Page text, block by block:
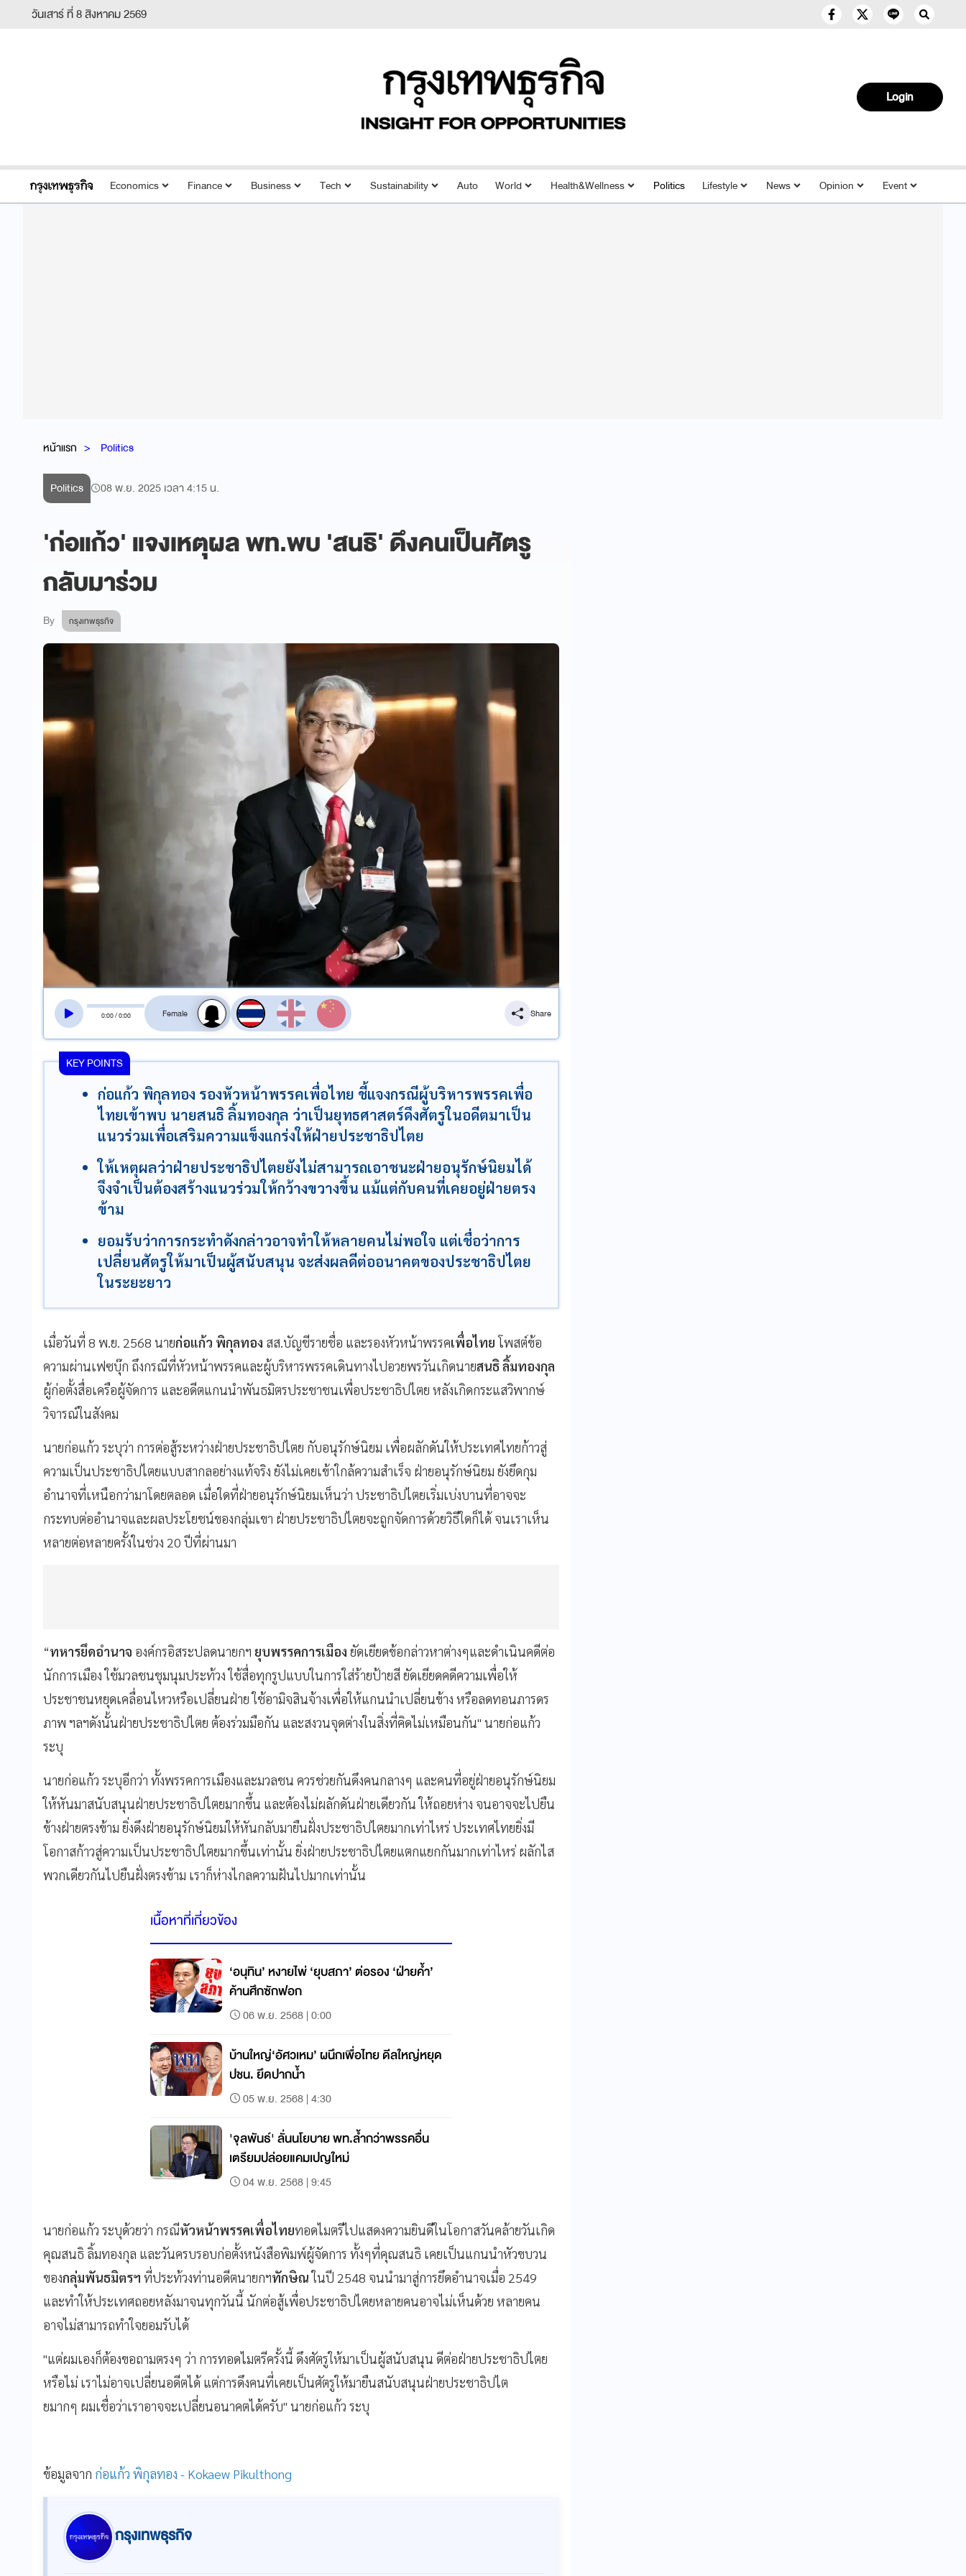
วันเสาร์ ที่ 8 สิงหาคม 2569
Login
Economics Finance Business Tech Sustainability Auto World Health&Wellness Politics Lifestyle News Opinion Event
หน้าแรก Politics
Politics 08 พ.ย. 2025 เวลา 4:15 น.
'ก่อแก้ว' แจงเหตุผล พท.พบ 'สนธิ' ดึงคนเป็นศัตรู
กลับมาร่วม
By กรุงเทพธุรกิจ
0:00/0:00
สลับเสียงอ่าน
Share
KEY POINTS
ก่อแก้ว พิกุลทอง รองหัวหน้าพรรคเพื่อไทย ชี้แจงกรณีผู้บริหารพรรคเพื่อ
ไทยเข้าพบ นายสนธิ ลิ้มทองกุล ว่าเป็นยุทธศาสตร์ดึงศัตรูในอดีตมาเป็น
แนวร่วมเพื่อเสริมความแข็งแกร่งให้ฝ่ายประชาธิปไตย
ให้เหตุผลว่าฝ่ายประชาธิปไตยยังไม่สามารถเอาชนะฝ่ายอนุรักษ์นิยมได้
จึงจำเป็นต้องสร้างแนวร่วมให้กว้างขวางขึ้น แม้แต่กับคนที่เคยอยู่ฝ่ายตรง
ข้าม
ยอมรับว่าการกระทำดังกล่าวอาจทำให้หลายคนไม่พอใจ แต่เชื่อว่าการ
เปลี่ยนศัตรูให้มาเป็นผู้สนับสนุน จะส่งผลดีต่ออนาคตของประชาธิปไตย
ในระยะยาว
เมื่อวันที่ 8 พ.ย. 2568 นายก่อแก้ว พิกุลทอง สส.บัญชีรายชื่อ และรองหัวหน้าพรรคเพื่อไทยโพสต์ข้อ
ความผ่านเฟซบุ๊ก ถึงกรณีที่หัวหน้าพรรคและผู้บริหารพรรคเดินทางไปอวยพรวันเกิดนายสนธิ ลิ้มทองกุล
ผู้ก่อตั้งสื่อเครือผู้จัดการ และอดีตแกนนำพันธมิตรประชาชนเพื่อประชาธิปไตย หลังเกิดกระแสวิพากษ์
วิจารณ์ในสังคม
นายก่อแก้ว ระบุว่า การต่อสู้ระหว่างฝ่ายประชาธิปไตย กับอนุรักษ์นิยม เพื่อผลักดันให้ประเทศไทยก้าวสู่
ความเป็นประชาธิปไตยแบบสากลอย่างแท้จริง ยังไม่เคยเข้าใกล้ความสำเร็จ ฝ่ายอนุรักษ์นิยม ยังยึดกุม
อำนาจที่เหนือกว่ามาโดยตลอด เมื่อใดที่ฝ่ายอนุรักษ์นิยมเห็นว่า ประชาธิปไตยเริ่มเบ่งบานที่อาจจะ
กระทบต่ออำนาจและผลประโยชน์ของกลุ่มเขา ฝ่ายประชาธิปไตยจะถูกจัดการด้วยวิธีใดก็ได้ จนเราเห็น
หลายต่อหลายครั้งในช่วง 20 ปีที่ผ่านมา
“ทหารยึดอำนาจ องค์กรอิสระปลดนายกฯ ยุบพรรคการเมือง ยัดเยียดข้อกล่าวหาต่างๆและดำเนินคดีต่อ
นักการเมือง ใช้มวลชนชุมนุมประท้วง ใช้สื่อทุกรูปแบบในการใส่ร้ายป้ายสี ยัดเยียดคดีความเพื่อให้
ประชาชนหยุดเคลื่อนไหวหรือเปลี่ยนฝ่าย ใช้อามิจสินจ้างเพื่อให้แกนนำเปลี่ยนข้าง หรือลดทอนภารดร
ภาพ ฯลฯดังนั้นฝ่ายประชาธิปไตย ต้องร่วมมือกัน และสงวนจุดต่างในสิ่งที่คิดไม่เหมือนกัน" นายก่อแก้ว
ระบุ
นายก่อแก้ว ระบุอีกว่า ทั้งพรรคการเมืองและมวลชน ควรช่วยกันดึงคนกลางๆ และคนที่อยู่ฝ่ายอนุรักษ์นิยม
ให้หันมาสนับสนุนฝ่ายประชาธิปไตยมากขึ้น และต้องไม่ผลักดันฝ่ายเดียวกัน ให้ถอยห่าง จนอาจจะไปยืน
ข้างฝ่ายตรงข้าม ยิ่งดึงฝ่ายอนุรักษ์นิยมให้หันกลับมายืนฝั่งประชาธิปไตยมากเท่าไหร่ ประเทศไทยยิ่งมี
โอกาสก้าวสู่ความเป็นประชาธิปไตยมากขึ้นเท่านั้น ยิ่งฝ่ายประชาธิปไตยแตกแยกกันมากเท่าไหร่ ผลักไส
พวกเดียวกันไปยืนฝั่งตรงข้าม เราก็ห่างไกลความฝันไปมากเท่านั้น
เนื้อหาที่เกี่ยวข้อง
‘อนุทิน’ หงายไพ่ ‘ยุบสภา’ ต่อรอง ‘ฝ่ายค้ำ’
ค้านศึกซักฟอก
06 พ.ย. 2568 | 0:00
บ้านใหญ่‘อัศวเหม’ ผนึกเพื่อไทย ดีลใหญ่หยุด
ปชน. ยึดปากน้ำ
05 พ.ย. 2568 | 4:30
'จุลพันธ์' ลั่นนโยบาย พท.ล้ำกว่าพรรคอื่น
เตรียมปล่อยแคมเปญใหม่
04 พ.ย. 2568 | 9:45
นายก่อแก้ว ระบุด้วยว่า กรณีหัวหน้าพรรคเพื่อไทยทอดไมตรีไปแสดงความยินดีในโอกาสวันคล้ายวันเกิด
คุณสนธิ ลิ้มทองกุล และวันครบรอบก่อตั้งหนังสือพิมพ์ผู้จัดการ ทั้งๆที่คุณสนธิ เคยเป็นแกนนำหัวขบวน
ของกลุ่มพันธมิตรฯ ที่ประท้วงท่านอดีตนายกฯทักษิณในปี 2548 จนนำมาสู่การยึดอำนาจเมื่อ 2549
และทำให้ประเทศถอยหลังมาจนทุกวันนี้ นักต่อสู้เพื่อประชาธิปไตยหลายคนอาจไม่เห็นด้วย หลายคน
อาจไม่สามารถทำใจยอมรับได้
"แต่ผมเองก็ต้องขอถามตรงๆ ว่า การทอดไมตรีครั้งนี้ ดึงศัตรูให้มาเป็นผู้สนับสนุน ดีต่อฝ่ายประชาธิปไตย
หรือไม่ เราไม่อาจเปลี่ยนอดีตได้ แต่การดึงคนที่เคยเป็นศัตรูให้มายืนสนับสนุนฝ่ายประชาธิปไต
ยมากๆ ผมเชื่อว่าเราอาจจะเปลี่ยนอนาคตได้ครับ" นายก่อแก้ว ระบุ
ข้อมูลจาก ก่อแก้ว พิกุลทอง - Kokaew Pikulthong
กรุงเทพธุรกิจ